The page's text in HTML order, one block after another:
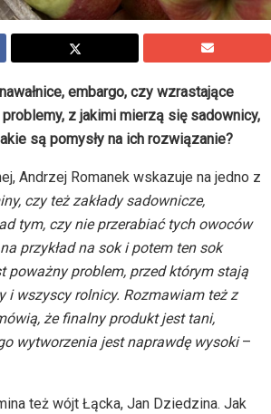
embargo, czy wzrastające
z jakimi mierzą się sadownicy,
są pomysły na ich rozwiązanie?
Andrzej Romanek wskazuje na jedno z
czy też zakłady sadownicze,
tym, czy nie przerabiać tych owoców
przykład na sok i potem ten sok
poważny problem, przed którym stają
i wszyscy rolnicy. Rozmawiam też z
że finalny produkt jest tani,
wytworzenia jest naprawdę wysoki–
też wójt Łącka, Jan Dziedzina. Jak